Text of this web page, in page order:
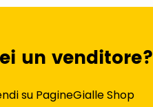
un venditore?
su PagineGialle Shop